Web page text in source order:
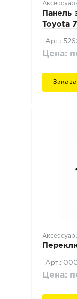
Панель
Toyota
Арт.:
Цена:
Арт.:
Цена: